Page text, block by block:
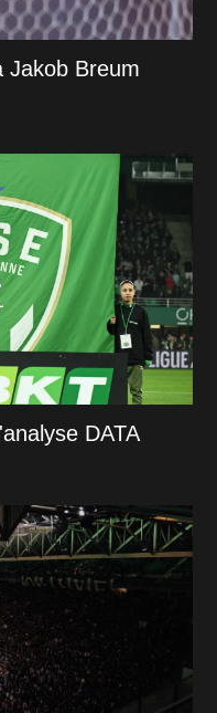
Jakob Breum
DATA